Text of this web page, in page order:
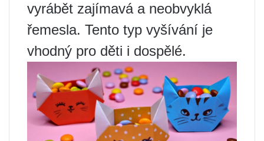
vyrábět zajímavá a neobvyklá
řemesla. Tento typ vyšívání je
vhodný pro děti i dospělé.